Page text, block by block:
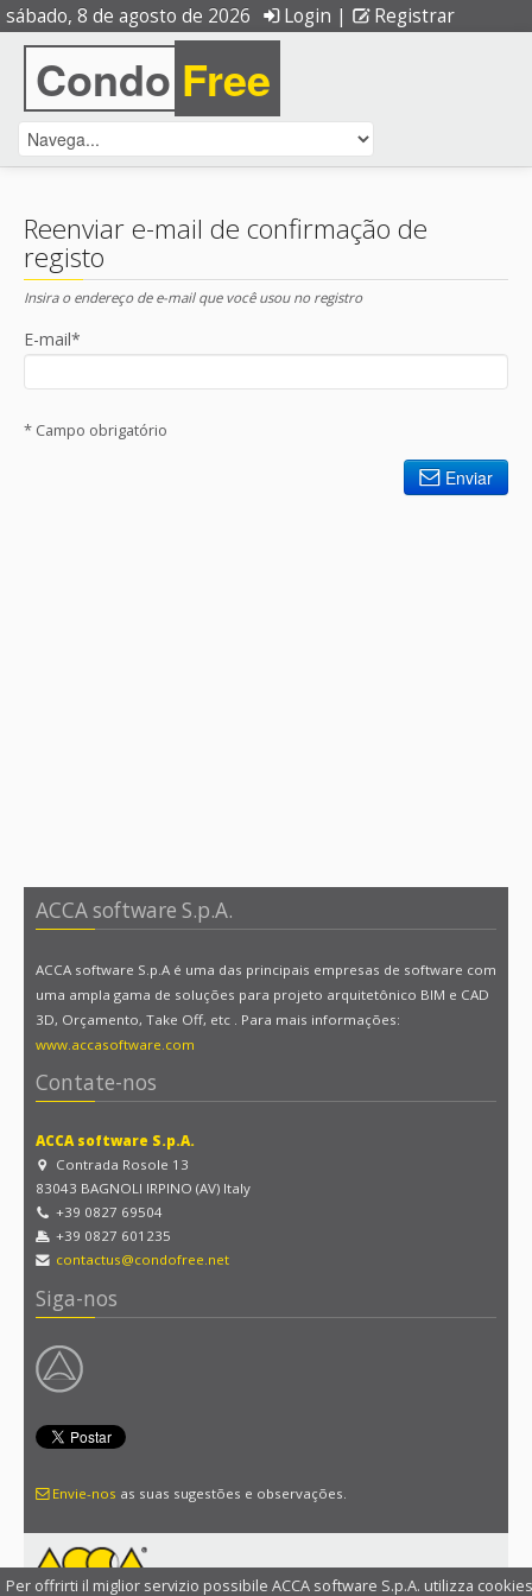
sábado, 8 de agosto de 2026 Login | Registrar
Condo Free
Reenviar e-mail de confirmação de
registo
Insira o endereço de e-mail que você usou no registro
E-mail*
* Campo obrigatório
Enviar
ACCA software S.p.A.
ACCA software S.p.A é uma das principais empresas de software com
uma ampla gama de soluções para projeto arquitetônico BIM e CAD
3D, Orçamento, Take Off, etc . Para mais informações:
www.accasoftware.com
Contate-nos
ACCA software S.p.A.
Contrada Rosole 13
83043 BAGNOLI IRPINO (AV) Italy
+39 0827 69504
+39 0827 601235
contactus@condofree.net
Siga-nos
Envie-nos as suas sugestões e observações.
Per offrirti il miglior servizio possibile ACCA software S.p.A. utilizza